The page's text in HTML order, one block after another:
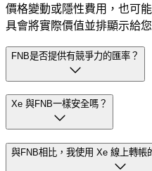
價格變動或隱性費用，也可
具會將實際價值並排顯示給您
FNB是否提供有競爭力的匯率？
Xe 與FNB一樣安全嗎？
與FNB相比，我使用 Xe 線上轉帳